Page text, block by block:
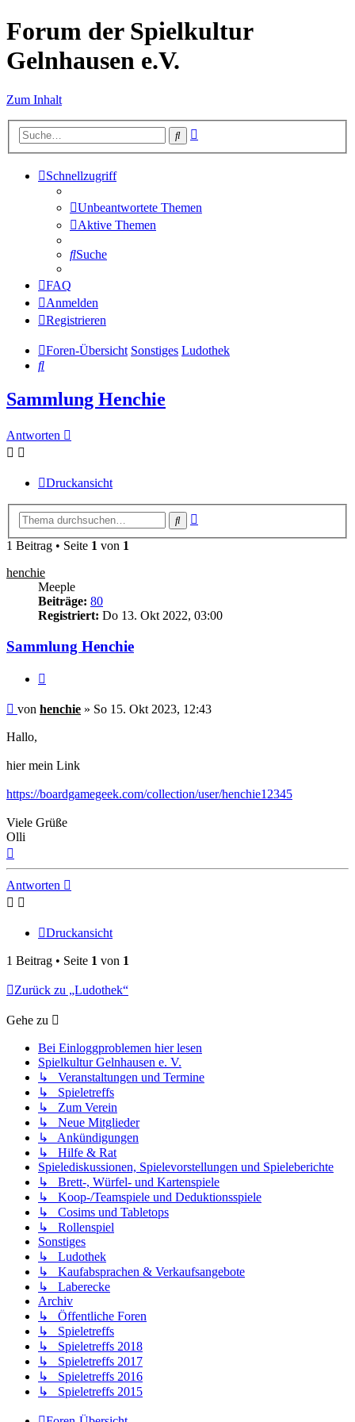
Forum der Spielkultur
Gelnhausen e.V.
Zum Inhalt
Suche
Schnellzugriff
Unbeantwortete Themen
Aktive Themen
Suche
FAQ
Anmelden
Registrieren
Foren-Übersicht Sonstiges Ludothek
Suche
Sammlung Henchie
Antworten
Druckansicht
Suche
1 Beitrag • Seite 1 von 1
henchie
Meeple
Beiträge: 80
Registriert: Do 13. Okt 2022, 03:00
Sammlung Henchie
Beitrag
von henchie » So 15. Okt 2023, 12:43
Hallo,
hier mein Link
https://boardgamegeek.com/collection/user/henchie12345
Viele Grüße
Olli
Antworten
Druckansicht
1 Beitrag • Seite 1 von 1
Zurück zu „Ludothek“
Gehe zu
Bei Einloggproblemen hier lesen
Spielkultur Gelnhausen e. V.
↳ Veranstaltungen und Termine
↳ Spieletreffs
↳ Zum Verein
↳ Neue Mitglieder
↳ Ankündigungen
↳ Hilfe & Rat
Spielediskussionen, Spielevorstellungen und Spieleberichte
↳ Brett-, Würfel- und Kartenspiele
↳ Koop-/Teamspiele und Deduktionsspiele
↳ Cosims und Tabletops
↳ Rollenspiel
Sonstiges
↳ Ludothek
↳ Kaufabsprachen & Verkaufsangebote
↳ Laberecke
Archiv
↳ Öffentliche Foren
↳ Spieletreffs
↳ Spieletreffs 2018
↳ Spieletreffs 2017
↳ Spieletreffs 2016
↳ Spieletreffs 2015